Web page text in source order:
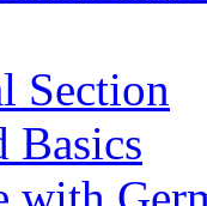
Section
Basics